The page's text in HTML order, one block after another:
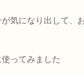
気になり出して、
ってみました